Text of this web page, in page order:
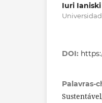
Iuri
DOI:
Palavras-